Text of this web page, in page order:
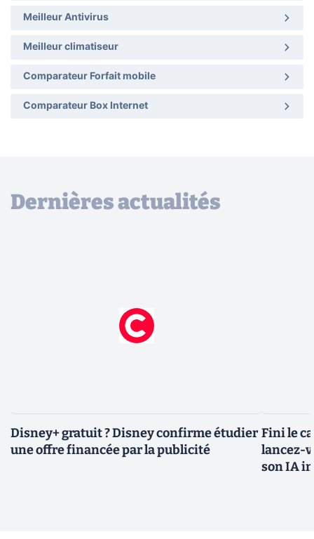
Meilleur Antivirus
Meilleur climatiseur
Comparateur Forfait mobile
Comparateur Box Internet
Dernières actualités
Disney+ gratuit ? Disney confirme étudier
une offre financée par la publicité
Fini le
lancez-
son IA